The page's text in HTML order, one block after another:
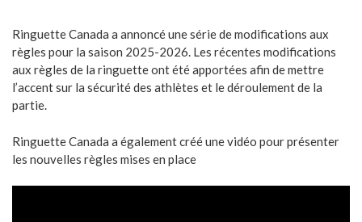
Ringuette Canada a annoncé une série de modifications aux
règles pour la saison 2025-2026. Les récentes modifications
aux règles de la ringuette ont été apportées afin de mettre
l’accent sur la sécurité des athlètes et le déroulement de la
partie.
Ringuette Canada a également créé une vidéo pour présenter
les nouvelles règles mises en place